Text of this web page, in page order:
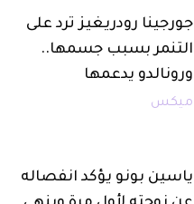
جورجينا رودريغيز ترد على
التنمر بسبب جسمها..
ورونالدو يدعمها
ميكس
ياسين بونو يؤكد انفصاله